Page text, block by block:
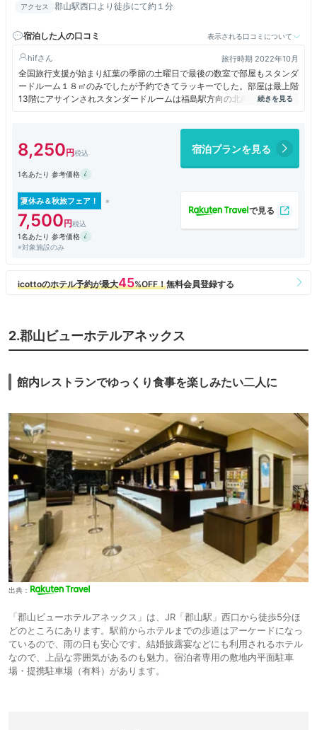
アクセス 郡山駅西口より徒歩にて約１分
宿泊した人の口コミ 表示される口コミについて
hif 旅行時期 2022年10月
全国旅行支援が始まり紅葉の季節の土曜日で最後の数室で部屋もスタンダ
ードルーム１８㎡のみでしたが予約できてラッキーでした。部屋は最上階
13階にアサインされスタンダードルームは福島駅方向の北向きで眺望は
郡山駅前の高層ビルビッグアイに左方向に安達太良山が見えよかったです
ングはデュベスタイルに加湿空気清浄機、窓も少しあいて換気もとれて快
適でした。チェックイン時にドリップコーヒーに紅茶がもらえます。同じ
ビルの1階にコンビニ、有名な牛タンのお店等もあって便利でした。朝食
フは挨拶も無く少し残念で朝食以外で訪問は無いですね！指定席をとって
あったのでチェックアウト後10分程度で新幹線に乗れて便利でお勧めで
す。
8,250 宿泊プランを見る
1名あたり 参考価格
夏休み＆秋旅フェア！
7,500
1名あたり 参考価格
※対象施設のみ
2.郡山ビューホテルアネックス
館内レストランでゆっくり食事を楽しみたい二人に
出典：
「郡山ビューホテルアネックス」は、JR「郡山駅」西口から徒歩5分ほ
どのところにあります。駅前からホテルまでの歩道はアーケードになっ
ているので、雨の日も安心です。結婚披露宴などにも利用されるホテル
なので、上品な雰囲気があるのも魅力。宿泊者専用の敷地内平面駐車
場・提携駐車場（有料）があります。